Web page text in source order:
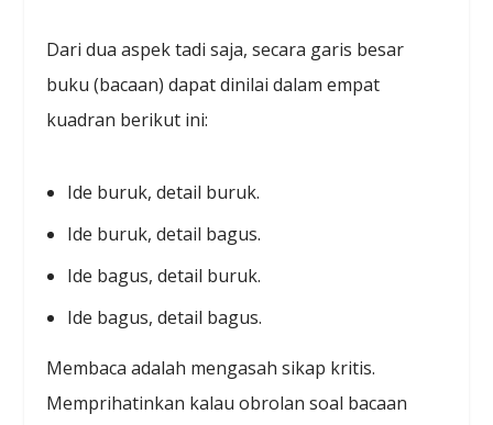
Dari dua aspek tadi saja, secara garis besar
buku (bacaan) dapat dinilai dalam empat
kuadran berikut ini:
Ide buruk, detail buruk.
Ide buruk, detail bagus.
Ide bagus, detail buruk.
Ide bagus, detail bagus.
Membaca adalah mengasah sikap kritis.
Memprihatinkan kalau obrolan soal bacaan